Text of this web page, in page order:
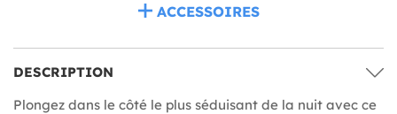
ACCESSOIRES
DESCRIPTION
Plongez dans le côté le plus séduisant de la nuit avec ce